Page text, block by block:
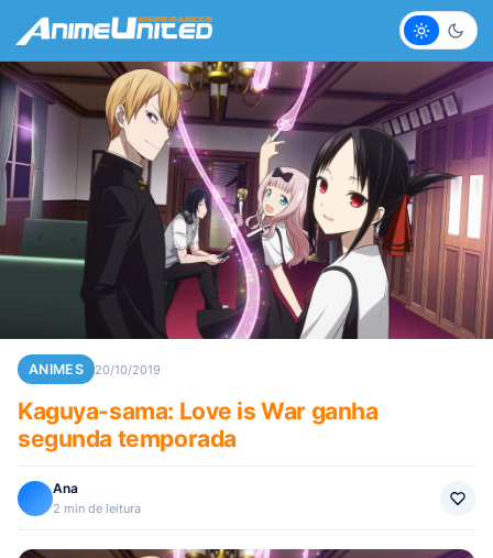
Claro
ANIMES 20/10/2019
Kaguya-sama: Love is War ganha
segunda temporada
Ana
2 min de leitura